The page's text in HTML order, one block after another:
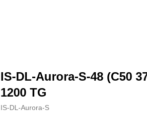
IS-DL-Aurora-S-48 (C50
1200 TG
IS-DL-Aurora-S